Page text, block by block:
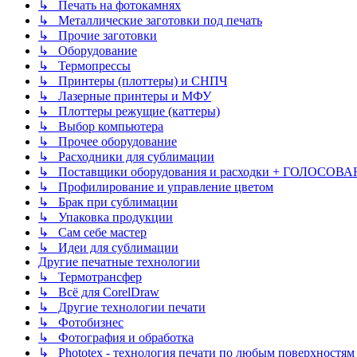
↳ Печать на фотокамнях
↳ Металлические заготовки под печать
↳ Прочие заготовки
↳ Оборудование
↳ Термопрессы
↳ Принтеры (плоттеры) и СНПЧ
↳ Лазерные принтеры и МФУ
↳ Плоттеры режущие (каттеры)
↳ Выбор компьютера
↳ Прочее оборудование
↳ Расходники для сублимации
↳ Поставщики оборудования и расходки +
↳ Профилирование и управление цветом
↳ Брак при сублимации
↳ Упаковка продукции
↳ Сам себе мастер
↳ Идеи для сублимации
Другие печатные технологии
↳ Термотрансфер
↳ Всё для CorelDraw
↳ Другие технологии печати
↳ Фотобизнес
↳ Фотография и обработка
↳ Phototex - технология печати по любым поверхностям